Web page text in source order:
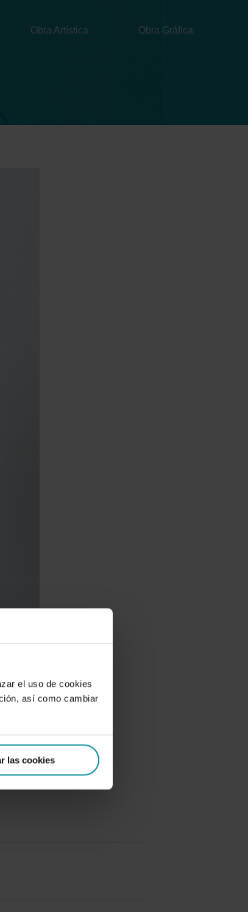
el uso de cookies
así como cambiar
las cookies
Obra Artística Obra Gráfica